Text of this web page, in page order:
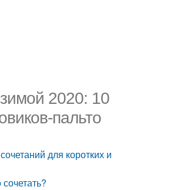
2020: 10
пальто
для коротких и